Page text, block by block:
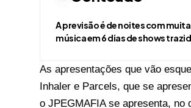
A previsão é de noites com
música em 6 dias de shows
As apresentações que vão
Inhaler e Parcels, que se
o JPEGMAFIA se apresenta, no